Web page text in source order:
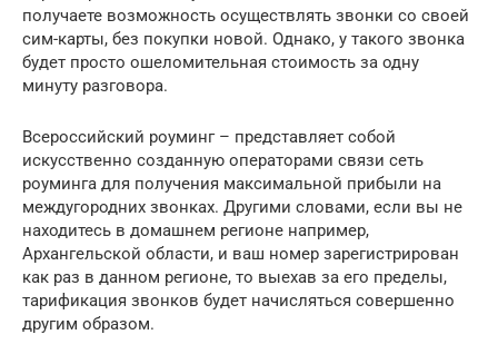
получаете возможность осуществлять звонки со своей
сим-карты, без покупки новой. Однако, у такого звонка
будет просто ошеломительная стоимость за одну
минуту разговора.
Всероссийский роуминг – представляет собой
искусственно созданную операторами связи сеть
роуминга для получения максимальной прибыли на
междугородних звонках. Другими словами, если вы не
находитесь в домашнем регионе например,
Архангельской области, и ваш номер зарегистрирован
как раз в данном регионе, то выехав за его пределы,
тарификация звонков будет начисляться совершенно
другим образом.